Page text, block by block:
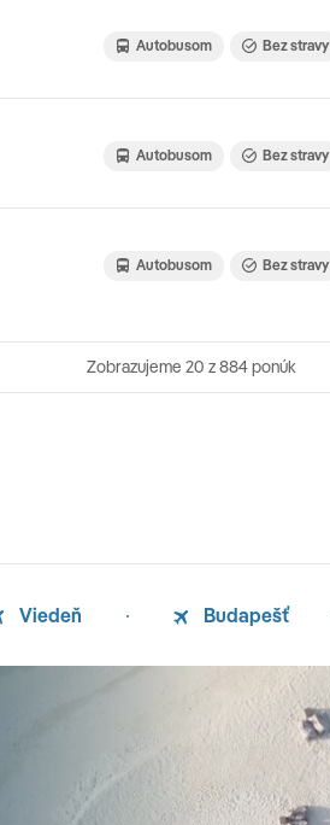
Autobusom Bez stravy
Autobusom Bez stravy
Autobusom Bez stravy
Zobrazujeme 20 z 884 ponúk
Viedeň Budapešť